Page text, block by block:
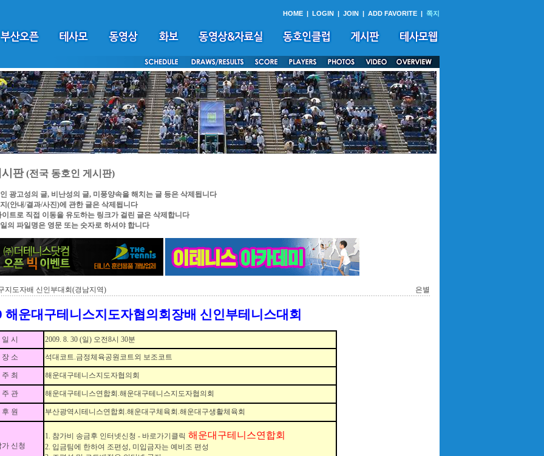
HOME | LOGIN | JOIN | ADD FAVORITE | 쪽지
판(전국 동호인 게시판)
광고성의 글, 비난성의 글, 미풍양속을 해치는 글 등은 삭제됩니다
(안내/결과/사진)에 관한 글은 삭제됩니다
트로 직접 이동을 유도하는 링크가 걸린 글은 삭제합니다
의 파일명은 영문 또는 숫자로 하셔야 합니다
지도자배 신인부대회(경남지역) 은별
해운대구테니스지도자협의회장배 신인부테니스대회
일 시 2009. 8. 30 (일) 오전8시 30분
장 소 석대코트.금정체육공원코트외 보조코트
주 최 해운대구테니스지도자협의회
주 관 해운대구테니스연합회.해운대구테니스지도자협의회
후 원 부산광역시테니스연합회.해운대구체육회.해운대구생활체육회
가 신청
1. 참가비 송금후 인터넷신청 - 바로가기클릭 해운대구테니스연합회
2. 입금팀에 한하여 조편성, 미입금자는 예비조 편성